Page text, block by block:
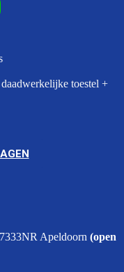
toestel +
Apeldoorn (open